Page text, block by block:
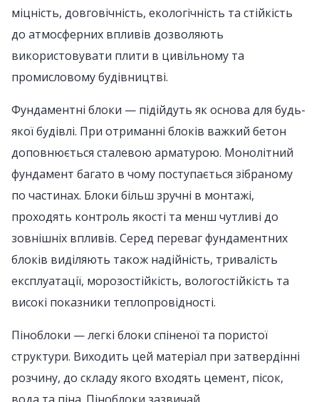
міцність, довговічність, екологічність та стійкість
до атмосферних впливів дозволяють
використовувати плити в цивільному та
промисловому будівництві.
Фундаментні блоки — підійдуть як основа для будь-
якої будівлі. При отриманні блоків важкий бетон
доповнюється сталевою арматурою. Монолітний
фундамент багато в чому поступається зібраному
по частинах. Блоки більш зручні в монтажі,
проходять контроль якості та менш чутливі до
зовнішніх впливів. Серед переваг фундаментних
блоків виділяють також надійність, тривалість
експлуатації, морозостійкість, вологостійкість та
високі показники теплопровідності.
Піноблоки — легкі блоки спіненої та пористої
структури. Виходить цей матеріал при затвердінні
розчину, до складу якого входять цемент, пісок,